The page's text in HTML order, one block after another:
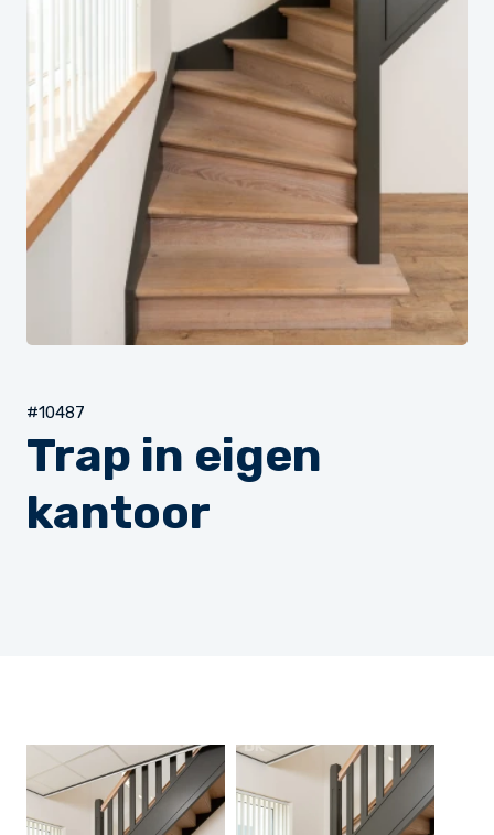
#10487
Trap in eigen
kantoor